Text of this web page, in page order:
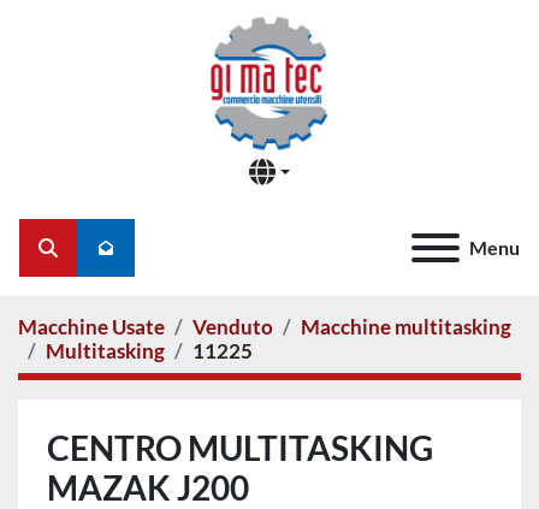
Menu
Cerca
Macchine Usate Venduto
Macchine multitasking
Multitasking
11225
CENTRO MULTITASKING
MAZAK J200